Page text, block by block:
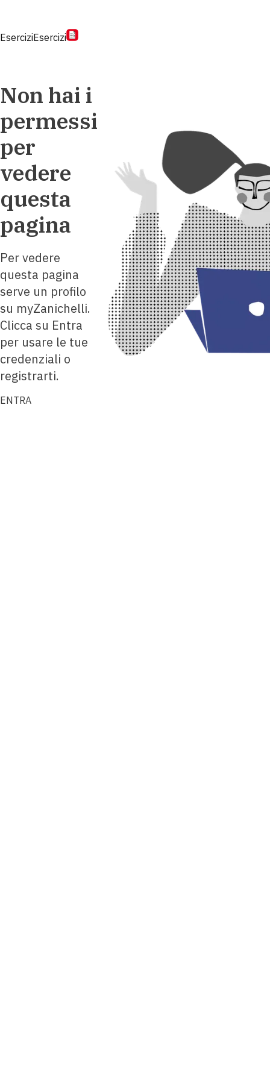
EserciziEsercizi
Non hai i
permessi
per
vedere
questa
pagina
Per vedere
questa pagina
serve un profilo
su myZanichelli.
Clicca su Entra
per usare le tue
credenziali o
registrarti.
ENTRA